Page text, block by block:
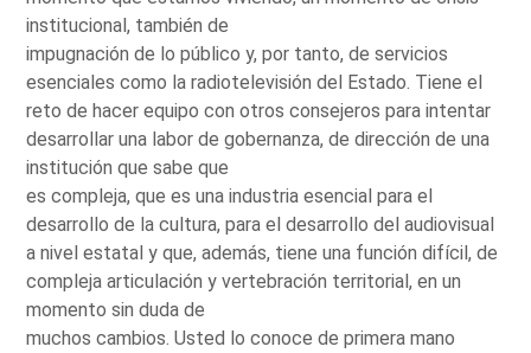
institucional, también de
impugnación de lo público y, por tanto, de servicios
esenciales como la radiotelevisión del Estado. Tiene el
reto de hacer equipo con otros consejeros para intentar
desarrollar una labor de gobernanza, de dirección de una
institución que sabe que
es compleja, que es una industria esencial para el
desarrollo de la cultura, para el desarrollo del audiovisual
a nivel estatal y que, además, tiene una función difícil, de
compleja articulación y vertebración territorial, en un
momento sin duda de
muchos cambios. Usted lo conoce de primera mano